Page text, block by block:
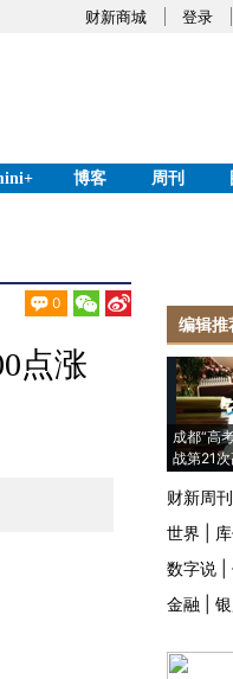
财新商城 登录
博客 周刊
0
点涨
编辑推
成都“高
战第21
财新周刊
世界
数字说
金融